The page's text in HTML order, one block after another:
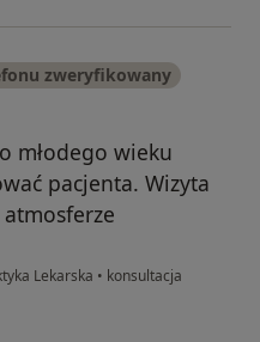
zweryfikowany
młodego wieku
pacjenta. Wizyta
Lekarska • konsultacja